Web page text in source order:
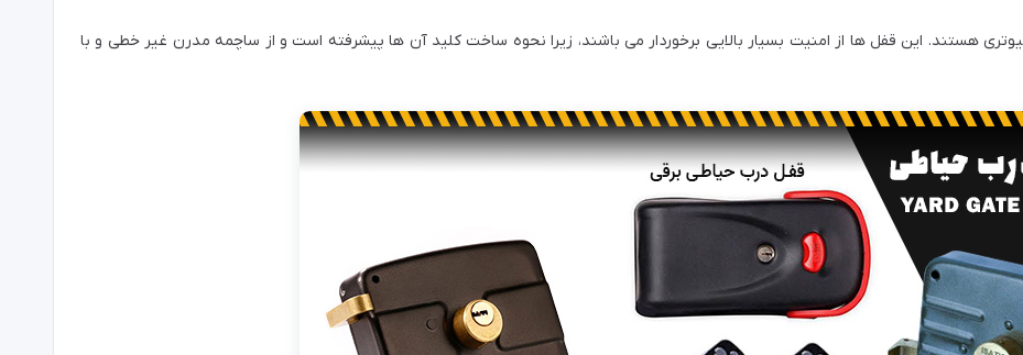
هستند. این قفل ها از امنیت بسیار بالایی برخوردار می باشند، زیرا نحوه ساخت کلید آن ها پیشرفته است و از ساچمه مدرن غیر خطی و با